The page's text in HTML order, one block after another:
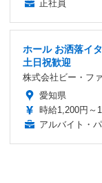
正社員
ホール お洒落イ
土日祝歓迎
株式会社ビー・フ
愛知県
時給1,200円～
アルバイト・